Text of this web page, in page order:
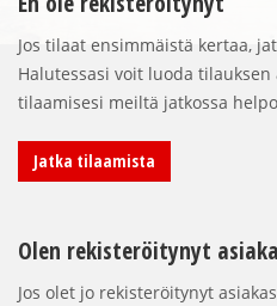
Jos tilaat ensimmäistä kertaa,
Halutessasi voit luoda
tilaamisesi meiltä jatkossa
Jatka tilaamista
Olen rekisteröitynyt
Jos olet jo rekisteröitynyt